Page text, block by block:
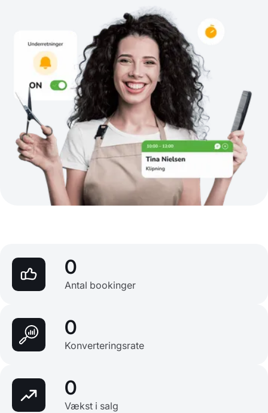
0
Antal bookinger
0
Konverteringsrate
0
Vækst i salg